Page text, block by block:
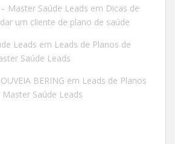
Master Saúde Leads em Dicas de
um cliente de plano de saúde
Leads em Leads de Planos de
Saúde Leads
BERING em Leads de Planos
Master Saúde Leads